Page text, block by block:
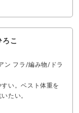
ろこ
ン フラ/編み物/ドラ
い。ベスト体重を
たい。